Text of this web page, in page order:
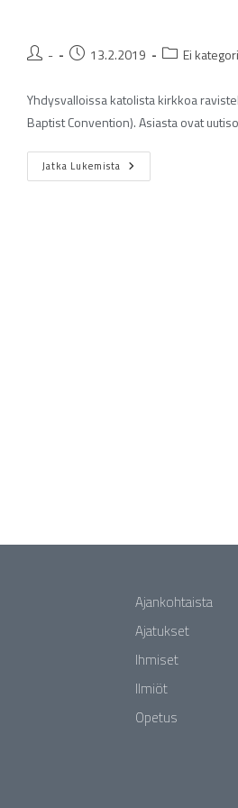
- 13.2.2019 Ei
Yhdysvalloissa katolista kirkkoa
Baptist Convention). Asiasta ovat
Jatka Lukemista
Ajankohtaista
Ajatukset
Ihmiset
Ilmiöt
Opetus